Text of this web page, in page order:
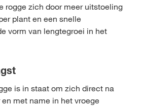
rogge zich door meer uitstoeling
plant en een snelle
vorm van lengtegroei in het
is in staat om zich direct na
met name in het vroege